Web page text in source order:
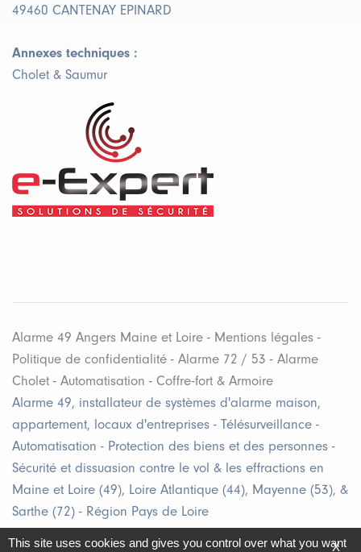
49460 CANTENAY EPINARD
Annexes techniques :
Cholet & Saumur
Alarme 49 Angers Maine et Loire - Mentions légales -
Politique de confidentialité - Alarme 72 / 53 - Alarme
Cholet - Automatisation - Coffre-fort & Armoire
Alarme 49, installateur de systèmes d'alarme maison,
appartement, locaux d'entreprises - Télésurveillance -
Automatisation - Protection des biens et des personnes -
Sécurité et dissuasion contre le vol & les effractions en
Maine et Loire (49), Loire Atlantique (44), Mayenne (53), &
Sarthe (72) - Région Pays de Loire
X
This site uses cookies and gives you control over what you want